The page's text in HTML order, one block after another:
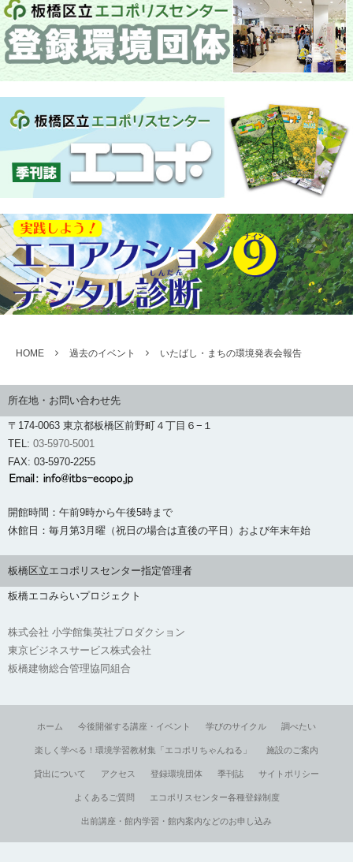
HOME 過去のイベント いたばし・まちの環境発表会報告
所在地・お問い合わせ先
〒174-0063 東京都板橋区前野町４丁目６−１
TEL: 03-5970-5001
FAX: 03-5970-2255
開館時間：午前9時から午後5時まで
休館日：毎月第3月曜（祝日の場合は直後の平日）および年末年始
板橋区立エコポリスセンター指定管理者
板橋エコみらいプロジェクト
株式会社 小学館集英社プロダクション
東京ビジネスサービス株式会社
板橋建物総合管理協同組合
ホーム 今後開催する講座・イベント 学びのサイクル 調べたい
楽しく学べる！環境学習教材集「エコポリちゃんねる」 施設のご案内
貸出について アクセス 登録環境団体 季刊誌 サイトポリシー
よくあるご質問 エコポリスセンター各種登録制度
出前講座・館内学習・館内案内などのお申し込み